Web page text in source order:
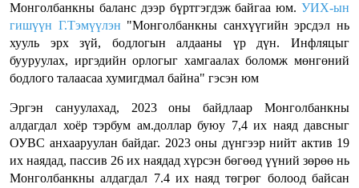
Монголбанкны баланс дээр бүртгэгдэж байгаа юм. УИХ-ын
гишүүн Г.Тэмүүлэн "Монголбанкны санхүүгийн эрсдэл нь
хууль эрх зүй, бодлогын алдааны үр дүн. Инфляцыг
бууруулах, иргэдийн орлогыг хамгаалах боломж мөнгөний
бодлого талаасаа хумигдмал байна" гэсэн юм
Эргэн сануулахад, 2023 оны байдлаар Монголбанкны
алдагдал хоёр тэрбум ам.доллар буюу 7,4 их наяд давсныг
ОУВС анхааруулан байдаг. 2023 оны дүнгээр нийт актив 19
их наядад, пассив 26 их наядад хүрсэн бөгөөд үүний зөрөө нь
Монголбанкны алдагдал 7.4 их наяд төгрөг болоод байсан